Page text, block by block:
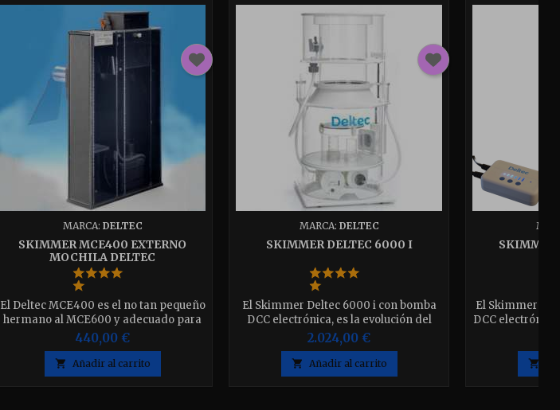
MARCA: DELTEC
SKIMMER MCE400 EXTERNO
MOCHILA DELTEC
El Deltec MCE400 es el no tan pequeño
hermano al MCE600 y adecuado para
acuarios de hasta - Stocking normal
400 lts (89 galones UK) 500lts
Stocking Luz (111 galones UK) El
MCE400 genera 350 lts de aire
440,00 €
 Añadir al carrito
MARCA: DELTEC
SKIMMER DELTEC 6000 I
El Skimmer Deltec 6000 i con bomba
DCC electrónica, es la evolución del
modelo ya conocido SC 3070/3070-
S.para acuarios de 3000 a 6000 litros
2.024,00 €
 Añadir al carrito
SKIMMER
El Skimmer
DCC
por hora Con
fabricación
